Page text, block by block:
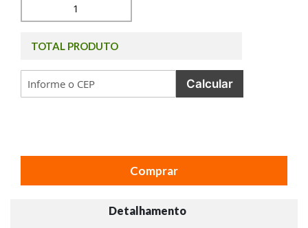
TOTAL PRODUTO
Calcular
Comprar
Detalhamento